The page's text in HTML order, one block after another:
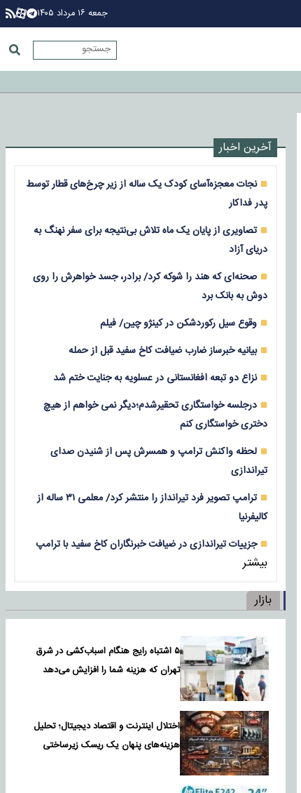
جمعه ۱۶ مرداد ۱۴۰۵
آخرین اخبار
نجات معجزه‌آسای کودک یک ساله از زیر چرخ‌های قطار توسط
پدر فداکار
تصاویری از پایان یک ماه تلاش بی‌نتیجه برای سفر نهنگ به
دریای آزاد
صحنه‌ای که هند را شوکه کرد/ برادر، جسد خواهرش را روی
دوش به بانک برد
وقوع سیل رکوردشکن در کینژو چین/ فیلم
بیانیه خبرساز ضارب ضیافت کاخ سفید قبل از حمله
نزاع دو تبعه افغانستانی در عسلویه به جنایت ختم شد
درجلسه خواستگاری تحقیرشدم؛دیگر نمی خواهم از هیچ
دختری خواستگاری کنم
لحظه واکنش ترامپ و همسرش پس از شنیدن صدای
تیراندازی
ترامپ تصویر فرد تیرانداز را منتشر کرد/ معلمی ۳۱ ساله از
کالیفرنیا
جزییات تیراندازی در ضیافت خبرنگاران کاخ سفید با ترامپ
بیشتر
بازار
۵ اشتباه رایج هنگام اسباب‌کشی در شرق
تهران که هزینه شما را افزایش می‌دهد
اختلال اینترنت و اقتصاد دیجیتال؛ تحلیل
هزینه‌های پنهان یک ریسک زیرساختی